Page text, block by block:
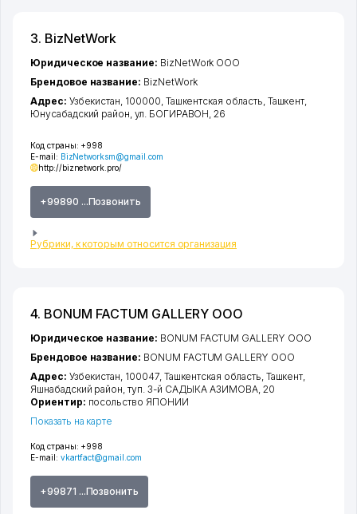
3. BizNetWork
Код страны: +998
E-mail: BizNetworksm@gmail.com
http://biznetwork.pro/
+99890 ...Позвонить
Рубрики, к которым относится организация
Юридическое название: BizNetWork ООО
Брендовое название: BizNetWork
Адрес: Узбекистан, 100000, Ташкентская область, Ташкент,
Юнусабадский район,ул. БОГИРАВОН, 26
4. BONUM FACTUM GALLERY ООО
Код страны: +998
E-mail: vkartfact@gmail.com
+99871 ...Позвонить
Юридическое название: BONUM FACTUM GALLERY ООО
Брендовое название: BONUM FACTUM GALLERY ООО
Адрес: Узбекистан, 100047, Ташкентская область Ташкент
Яшнабадский район ,туп. 3-й САДЫКА АЗИМОВА, 20
Ориентир: посольство ЯПОНИИ
Показать на карте